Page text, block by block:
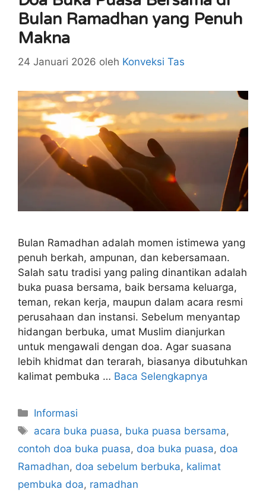
Bulan Ramadhan yang Penuh
Makna
24 Januari 2026 oleh Konveksi Tas
Bulan Ramadhan adalah momen istimewa yang
penuh berkah, ampunan, dan kebersamaan.
Salah satu tradisi yang paling dinantikan adalah
buka puasa bersama, baik bersama keluarga,
teman, rekan kerja, maupun dalam acara resmi
perusahaan dan instansi. Sebelum menyantap
hidangan berbuka, umat Muslim dianjurkan
untuk mengawali dengan doa. Agar suasana
lebih khidmat dan terarah, biasanya dibutuhkan
kalimat pembuka … Baca Selengkapnya
Kategori
Informasi
Tag
acara buka puasa, buka puasa bersama,
contoh doa buka puasa, doa buka puasa, doa
Ramadhan, doa sebelum berbuka, kalimat
pembuka doa, ramadhan